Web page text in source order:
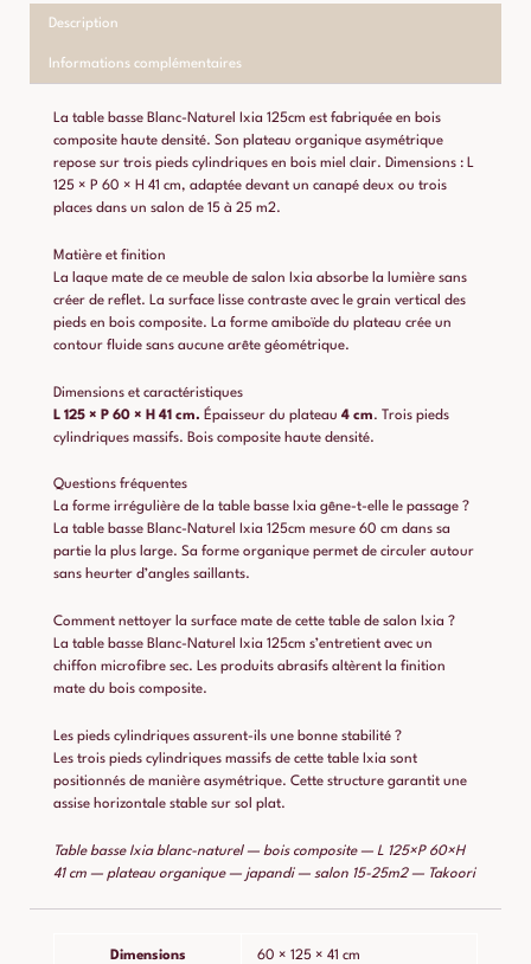
Description
Informations complémentaires
La table basse Blanc-Naturel Ixia 125cm est fabriquée en bois
composite haute densité. Son plateau organique asymétrique
repose sur trois pieds cylindriques en bois miel clair. Dimensions : L
125 × P 60 × H 41 cm, adaptée devant un canapé deux ou trois
places dans un salon de 15 à 25 m2.
Matière et finition
La laque mate de ce meuble de salon Ixia absorbe la lumière sans
créer de reflet. La surface lisse contraste avec le grain vertical des
pieds en bois composite. La forme amiboïde du plateau crée un
contour fluide sans aucune arête géométrique.
Dimensions et caractéristiques
L 125 × P 60 × H 41 cm. Épaisseur du plateau 4 cm. Trois pieds
cylindriques massifs. Bois composite haute densité.
Questions fréquentes
La forme irrégulière de la table basse Ixia gêne-t-elle le passage ?
La table basse Blanc-Naturel Ixia 125cm mesure 60 cm dans sa
partie la plus large. Sa forme organique permet de circuler autour
sans heurter d’angles saillants.
Comment nettoyer la surface mate de cette table de salon Ixia ?
La table basse Blanc-Naturel Ixia 125cm s’entretient avec un
chiffon microfibre sec. Les produits abrasifs altèrent la finition
mate du bois composite.
Les pieds cylindriques assurent-ils une bonne stabilité ?
Les trois pieds cylindriques massifs de cette table Ixia sont
positionnés de manière asymétrique. Cette structure garantit une
assise horizontale stable sur sol plat.
Table basse Ixia blanc-naturel — bois composite — L 125×P 60×H
41 cm — plateau organique — japandi — salon 15-25m2 — Takoori
Dimensions 60 × 125 × 41 cm